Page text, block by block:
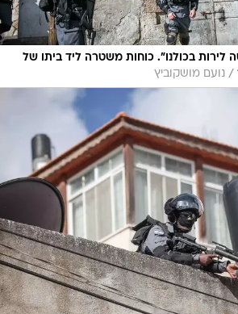
לירות בכולנו". כוחות משטרה ליד ביתו של
/ נועם מושקוביץ